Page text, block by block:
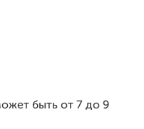
быть от 7 до 9